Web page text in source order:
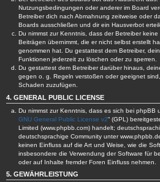
Nutzungsbedingungen oder anderer im Board
Betreiber dich nach Abmahnung zeitweise oder
Boards ausschließen und dir ein Hausverbot
Du nimmst zur Kenntnis, dass der Betreiber
Beiträgen übernimmt, die er nicht selbst erstellt
genommen hat. Du gestattest dem Betreiber,
Funktionen jederzeit zu löschen oder zu sperren.
Du gestattest dem Betreiber darüber hinaus,
gegen o. g. Regeln verstoßen oder geeignet
Schaden zuzufügen.
4. GENERAL PUBLIC LICENSE
Du nimmst zur Kenntnis, dass es sich bei phpBB
GNU General Public License v2“ (GPL)
Limited (www.phpbb.com) handelt;
deutschsprachige Community unter
keinen Einfluss auf die Art und Weise, wie die
insbesondere die Verwendung der Software für
oder auf Inhalte fremder Foren Einfluss nehmen.
5. GEWÄHRLEISTUNG